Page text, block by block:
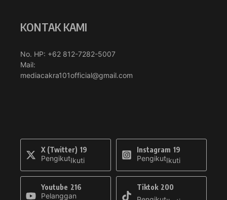
KONTAK KAMI
No. HP: +62 812-7282-5007
Mail:
mediacakra101official@gmail.com
X (Twitter) 19
PengikutIkuti
Instagram 19
PengikutIkuti
Youtube 216
Pelanggan
Tiktok 200